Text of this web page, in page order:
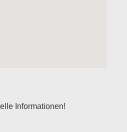
Informationen!